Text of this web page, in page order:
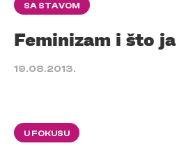
SA STAVOM
Feminizam i što
19.08.2013.
U FOKUSU